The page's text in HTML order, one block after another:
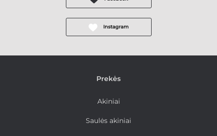
Instagram
Prekės
Akiniai
Saulės akiniai